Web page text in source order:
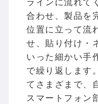
ラインに流れて
合わせ、製品を
位置に立って流
せ、貼り付け・
いった細かい手
で繰り返します
てさまざまで、
スマートフォン